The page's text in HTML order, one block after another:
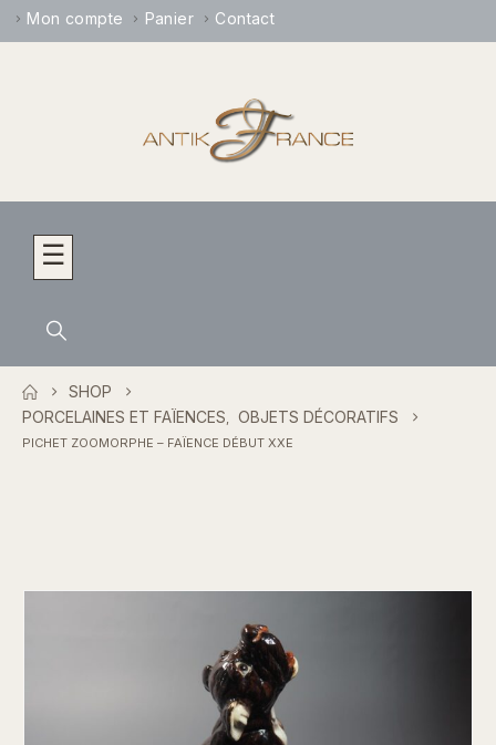
Mon compte Panier Contact
☰
SHOP
PORCELAINES ET FAÏENCES, OBJETS DÉCORATIFS
PICHET ZOOMORPHE – FAÏENCE DÉBUT XXE